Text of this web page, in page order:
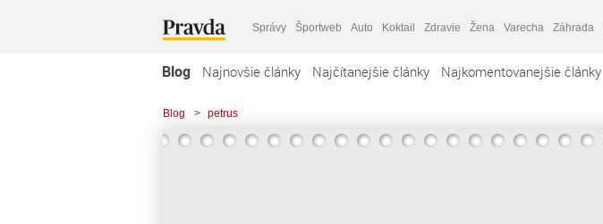
Správy Športweb Auto Koktail Zdravie Žena Varecha Záhrada
Blog Najnovšie články Najčítanejšie články Najkomentovanejšie články
Blog > petrus